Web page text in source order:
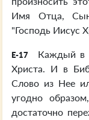
Имя Отца,
"Господь Иисус
E-17
Каждый в
Христа. И в
Слово из Нее
угодно
достаточно